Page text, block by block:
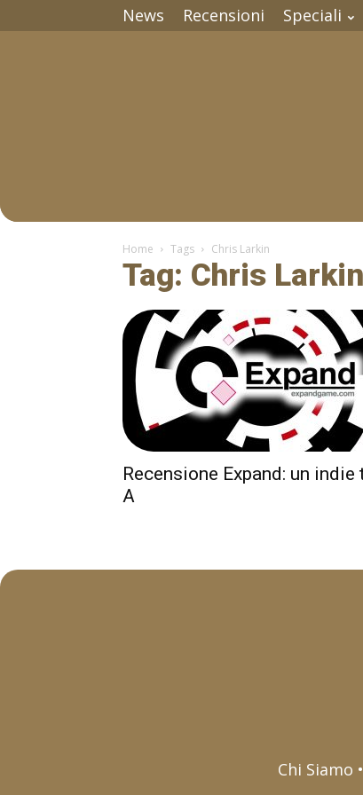
News Recensioni Speciali
Home Tags Chris Larkin
Tag: Chris Larkin
Recensione Expand: un indie
A
Chi Siamo